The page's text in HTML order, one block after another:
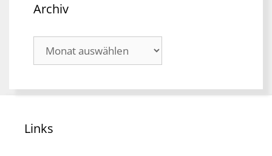
Archiv
Links